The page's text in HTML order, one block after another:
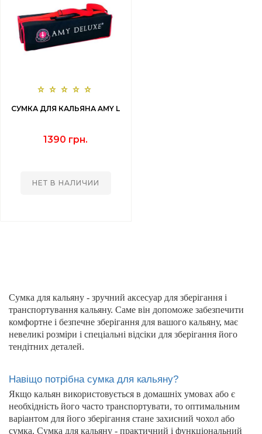
СУМКА ДЛЯ КАЛЬЯНА AMY L
1390 грн.
НЕТ В НАЛИЧИИ
Сумка для кальяну - зручний аксесуар для зберігання і
транспортування кальяну. Саме він допоможе забезпечити
комфортне і безпечне зберігання для вашого кальяну, має
невеликі розміри і спеціальні відсіки для зберігання його
тендітних деталей.
Навіщо потрібна сумка для кальяну?
Якщо кальян використовується в домашніх умовах або є
необхідність його часто транспортувати, то оптимальним
варіантом для його зберігання стане захисний чохол або
сумка. Сумка для кальяну - практичний і функціональний